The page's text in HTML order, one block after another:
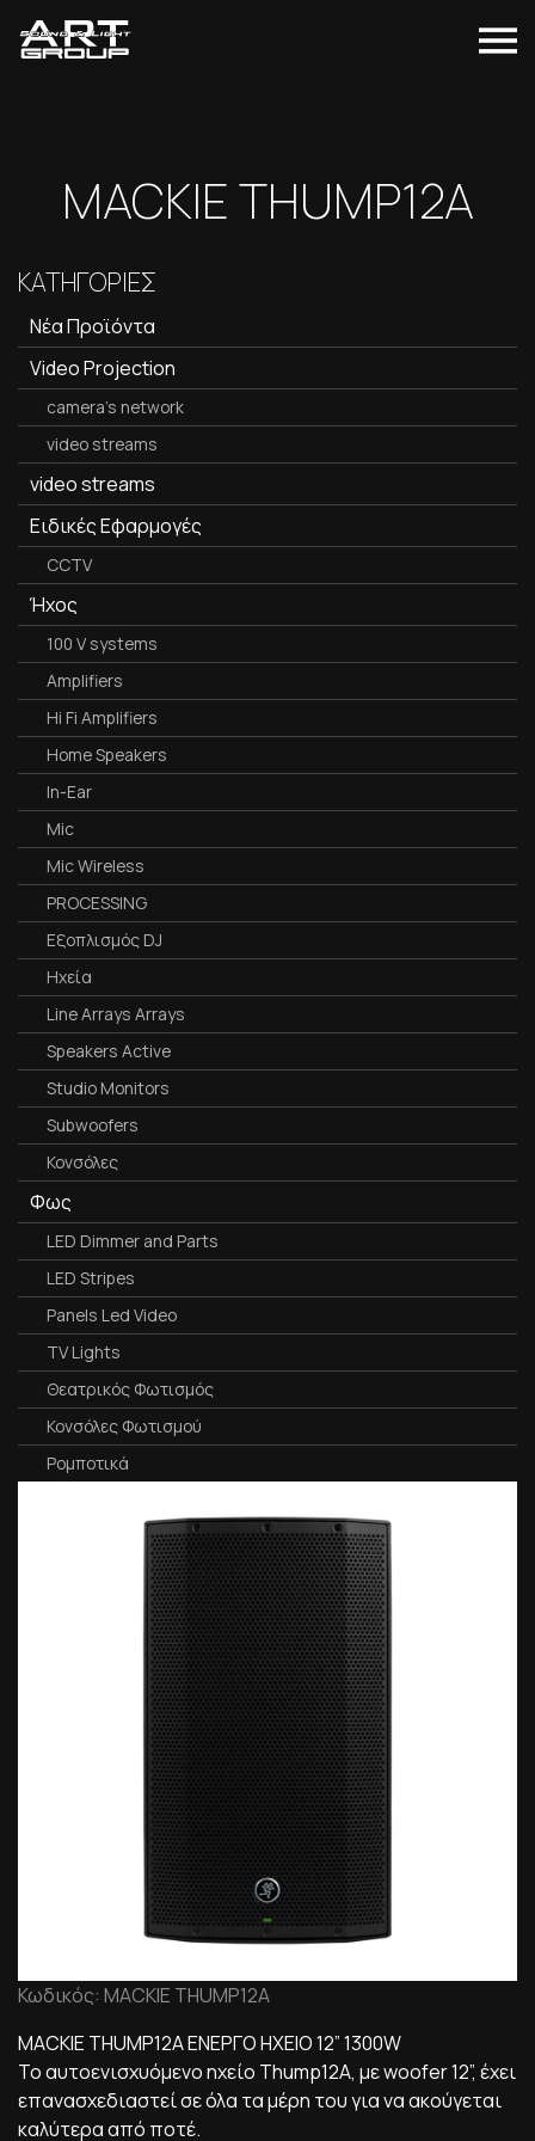
MACKIE THUMP12A
ΚΑΤΗΓΟΡΙΕΣ
Νέα Προϊόντα
Video Projection
camera's network
video streams
video streams
Ειδικές Εφαρμογές
CCTV
Ήχος
100 V systems
Amplifiers
Hi Fi Amplifiers
Home Speakers
In-Ear
Mic
Mic Wireless
PROCESSING
Εξοπλισμός DJ
Ηχεία
Line Arrays Arrays
Speakers Active
Studio Monitors
Subwoofers
Κονσόλες
Φως
LED Dimmer and Parts
LED Stripes
Panels Led Video
TV Lights
Θεατρικός Φωτισμός
Κονσόλες Φωτισμού
Ρομποτικά
Κωδικός: MACKIE THUMP12A
MACKIE THUMP12A ΕΝΕΡΓΟ ΗΧΕΙΟ 12” 1300W
Το αυτοενισχυόμενο ηχείο Thump12A, με woofer 12”, έχει
επανασχεδιαστεί σε όλα τα μέρη του για να ακούγεται
καλύτερα από ποτέ.